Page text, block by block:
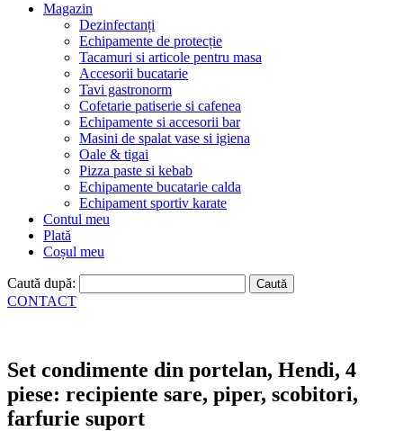
Magazin
Dezinfectanți
Echipamente de protecție
Tacamuri si articole pentru masa
Accesorii bucatarie
Tavi gastronorm
Cofetarie patiserie si cafenea
Echipamente si accesorii bar
Masini de spalat vase si igiena
Oale & tigai
Pizza paste si kebab
Echipamente bucatarie calda
Echipament sportiv karate
Contul meu
Plată
Coșul meu
Caută după:
CONTACT
Set condimente din portelan, Hendi, 4
piese: recipiente sare, piper, scobitori,
farfurie suport